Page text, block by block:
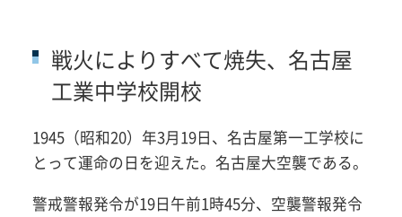
戦火によりすべて焼失、名古屋
工業中学校開校
1945（昭和20）年3月19日、名古屋第一工学校に
とって運命の日を迎えた。名古屋大空襲である。
警戒警報発令が19日午前1時45分、空襲警報発令